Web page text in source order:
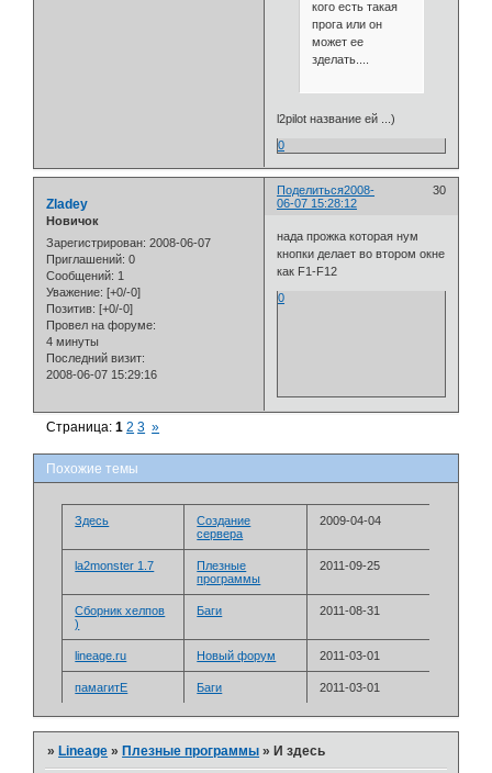
кого есть такая
прога или он
может ее
зделать....
l2pilot название ей ...)
0
Поделиться 30
2008-
06-07 15:28:12
Zladey
Новичок
Зарегистрирован: 2008-06-07
Приглашений: 0
Сообщений: 1
Уважение: [+0/-0]
Позитив: [+0/-0]
Провел на форуме:
4 минуты
Последний визит:
2008-06-07 15:29:16
нада прожка которая нум
кнопки делает во втором окне
как F1-F12
0
Страница:1 2 3 »
Похожие темы
Здесь
Создание
сервера
2009-04-04
la2monster 1.7
Плезные
программы
2011-09-25
Сборник хелпов
)
Баги 2011-08-31
lineage.ru Новый форум 2011-03-01
памагитЕ Баги 2011-03-01
»Lineage »Плезные программы »И здесь